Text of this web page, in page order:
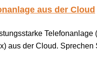
aus der Cloud
Telefonanlage
aus der Cloud. Sprechen